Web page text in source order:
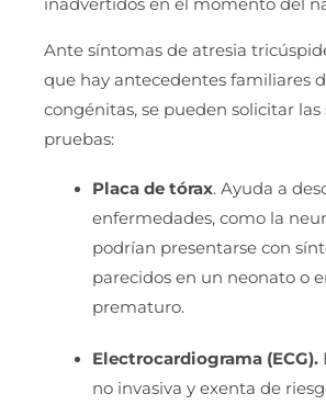
inadvertidos en el momento del
Ante síntomas de atresia
que hay antecedentes familiares
congénitas, se pueden solicitar
pruebas:
Placa de tórax. Ayuda a
enfermedades, como la
podrían presentarse con
parecidos en un neonato o
prematuro.
Electrocardiograma (ECG).
no invasiva y exenta de